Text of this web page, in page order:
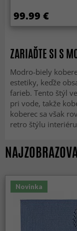
99.99 €
ZARIAĎTE SI S
Modro-biely
estetiky, keďže
farieb. Tento štýl
pri vode, takže
koberec sa však
retro štýlu
Novinka